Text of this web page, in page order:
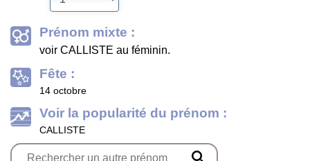
Prénom mixte :
voir CALLISTE au féminin.
Fête :
14 octobre
Voir la popularité du prénom :
CALLISTE